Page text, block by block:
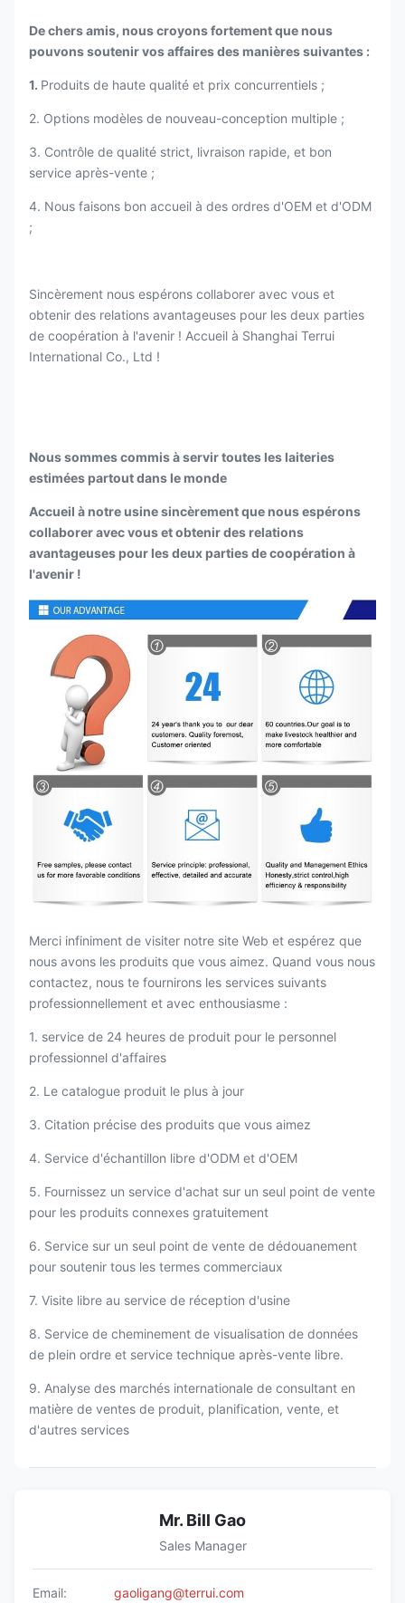
De chers amis, nous croyons fortement que nous
pouvons soutenir vos affaires des manières suivantes :
1. Produits de haute qualité et prix concurrentiels ;
2. Options modèles de nouveau-conception multiple ;
3. Contrôle de qualité strict, livraison rapide, et bon
service après-vente ;
4. Nous faisons bon accueil à des ordres d'OEM et d'ODM
;
Sincèrement nous espérons collaborer avec vous et
obtenir des relations avantageuses pour les deux parties
de coopération à l'avenir ! Accueil à Shanghai Terrui
International Co., Ltd !
Nous sommes commis à servir toutes les laiteries
estimées partout dans le monde
Accueil à notre usine sincèrement que nous espérons
collaborer avec vous et obtenir des relations
avantageuses pour les deux parties de coopération à
l'avenir !
Merci infiniment de visiter notre site Web et espérez que
nous avons les produits que vous aimez. Quand vous nous
contactez, nous te fournirons les services suivants
professionnellement et avec enthousiasme :
1. service de 24 heures de produit pour le personnel
professionnel d'affaires
2. Le catalogue produit le plus à jour
3. Citation précise des produits que vous aimez
4. Service d'échantillon libre d'ODM et d'OEM
5. Fournissez un service d'achat sur un seul point de vente
pour les produits connexes gratuitement
6. Service sur un seul point de vente de dédouanement
pour soutenir tous les termes commerciaux
7. Visite libre au service de réception d'usine
8. Service de cheminement de visualisation de données
de plein ordre et service technique après-vente libre.
9. Analyse des marchés internationale de consultant en
matière de ventes de produit, planification, vente, et
d'autres services
Mr. Bill Gao
Sales Manager
Email:
gaoligang@terrui.com